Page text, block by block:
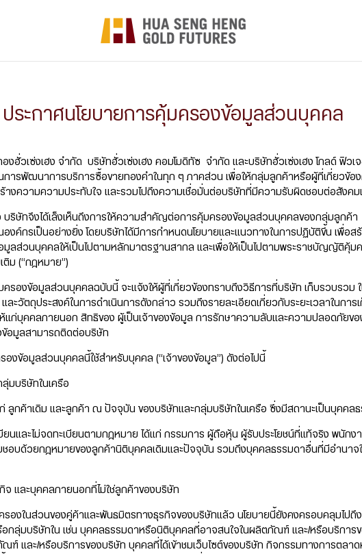
ประกาศนโยบายการคุ้มครองข้อมูลส่วนบุคคล
ฮั่วเซ่งเฮง จำกัด บริษัทฮั่วเซ่งเฮง คอมโมดิทัซ จำกัด และบริษัทฮั่วเซ่งเฮง โกลด์ ฟิวเ
ารพัฒนาการบริการซื้อขายทองคำในทุก ๆ ภาคส่วน เพื่อให้กลุ่มลูกค้าหรือผู้ที่เกี่ยวข้อ
างความความประทับใจ และรวมไปถึงความเชื่อมั่นต่อบริษัทที่มีความรับผิดชอบต่อสังค
ริษัทจึงได้เล็งเห็นถึงการให้ความสำคัญต่อการคุ้มครองข้อมูลส่วนบุคคลของกลุ่มลูกค้
งค์กรเป็นอย่างยิ่ง โดยบริษัทได้มีการกำหนดนโยบายและแนวทางในการปฏิบัติขึ้น เพื่อส
ลส่วนบุคคลให้เป็นไปตามหลักมาตรฐานสากล และเพื่อให้เป็นไปตามพระราชบัญญัติคุ้
ติม (“กฎหมาย”)
ครองข้อมูลส่วนบุคคลฉบับนี้ จะแจ้งให้ผู้ที่เกี่ยวข้องทราบถึงวิธีการที่บริษัท เก็บรวบรวม ใ
ละวัตถุประสงค์ในการดำเนินการดังกล่าว รวมถึงรายละเอียดเกี่ยวกับระยะเวลาในการ
แก่บุคคลภายนอก สิทธิของ ผู้เป็นเจ้าของข้อมูล การรักษาความลับและความปลอดภัยข
ข้อมูลสามารถติดต่อบริษัท
องข้อมูลส่วนบุคคลนี้ใช้สำหรับบุคคล (“เจ้าของข้อมูล”) ดังต่อไปนี้
มบริษัทในเครือ
ลูกค้าเดิม และลูกค้า ณ ปัจจุบัน ของบริษัทและกลุ่มบริษัทในเครือ ซึ่งมีสถานะเป็นบุคคล
นและไม่จดทะเบียนตามกฎหมาย ได้แก่ กรรมการ ผู้ถือหุ้น ผู้รับประโยชน์ที่แท้จริง พนักง
ชอบด้วยกฎหมายของลูกค้านิติบุคคลเดิมและปัจจุบัน รวมถึงบุคคลธรรมดาอื่นที่มีอำนาจ
จ และบุคคลภายนอกที่ไม่ใช่ลูกค้าของบริษัท
องในส่วนของคู่ค้าและพันธมิตรทางธุรกิจของบริษัทแล้ว นโยบายนี้ยังคงครอบคลุมไปถึ
กลุ่มบริษัทใน เช่น บุคคลธรรมดาหรือนิติบุคคลที่อาจสนใจในผลิตภัณฑ์ และ/หรือบริการ
ฑ์ และ/หรือบริการของบริษัท บุคคลที่ได้เข้าชมเว็บไซต์ของบริษัท กิจกรรมทางการตลา